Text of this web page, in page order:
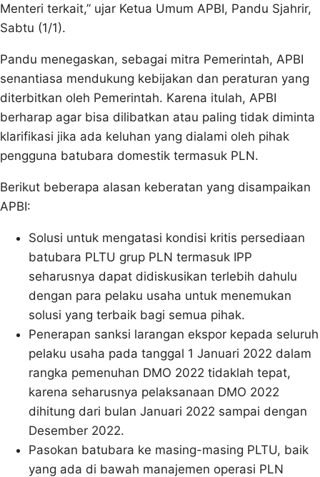
Menteri terkait,” ujar Ketua Umum APBI, Pandu Sjahrir,
Sabtu (1/1).
Pandu menegaskan, sebagai mitra Pemerintah, APBI
senantiasa mendukung kebijakan dan peraturan yang
diterbitkan oleh Pemerintah. Karena itulah, APBI
berharap agar bisa dilibatkan atau paling tidak diminta
klarifikasi jika ada keluhan yang dialami oleh pihak
pengguna batubara domestik termasuk PLN.
Berikut beberapa alasan keberatan yang disampaikan
APBI:
Solusi untuk mengatasi kondisi kritis persediaan
batubara PLTU grup PLN termasuk IPP
seharusnya dapat didiskusikan terlebih dahulu
dengan para pelaku usaha untuk menemukan
solusi yang terbaik bagi semua pihak.
Penerapan sanksi larangan ekspor kepada seluruh
pelaku usaha pada tanggal 1 Januari 2022 dalam
rangka pemenuhan DMO 2022 tidaklah tepat,
karena seharusnya pelaksanaan DMO 2022
dihitung dari bulan Januari 2022 sampai dengan
Desember 2022.
Pasokan batubara ke masing-masing PLTU, baik
yang ada di bawah manajemen operasi PLN